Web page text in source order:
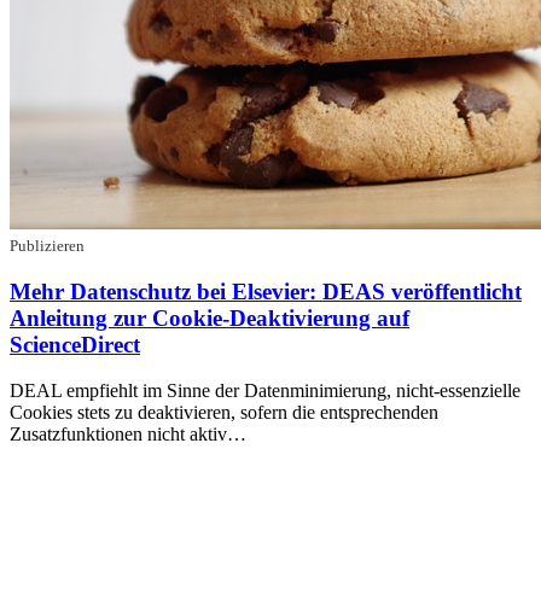
Publizieren
Mehr Datenschutz bei Elsevier: DEAS veröffentlicht
Anleitung zur Cookie-Deaktivierung auf
ScienceDirect
DEAL empfiehlt im Sinne der Datenminimierung, nicht-essenzielle
Cookies stets zu deaktivieren, sofern die entsprechenden
Zusatzfunktionen nicht aktiv…